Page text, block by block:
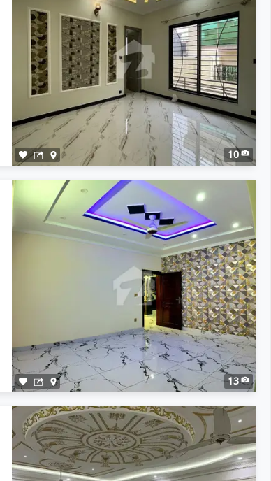
10
13